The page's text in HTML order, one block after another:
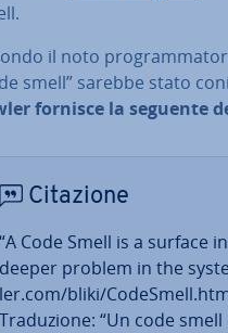
il noto
smell” sarebbe stato
fornisce la seguente
Citazione
“A Code Smell is a surface
deeper problem in the
ler.com/bliki/
Tra­du­zio­ne: “Un code